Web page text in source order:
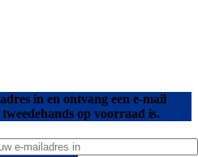
in en ontvang een e-mail
op voorraad is.